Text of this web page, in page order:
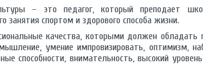
– это педагог, который преподает
занятия спортом и здорового способа жизни.
качества, которыми должен
умение импровизировать, оптимизм,
способности, внимательность, высокий